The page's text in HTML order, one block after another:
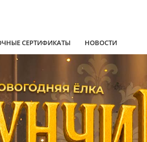
СЕРТИФИКАТЫ НОВОСТИ